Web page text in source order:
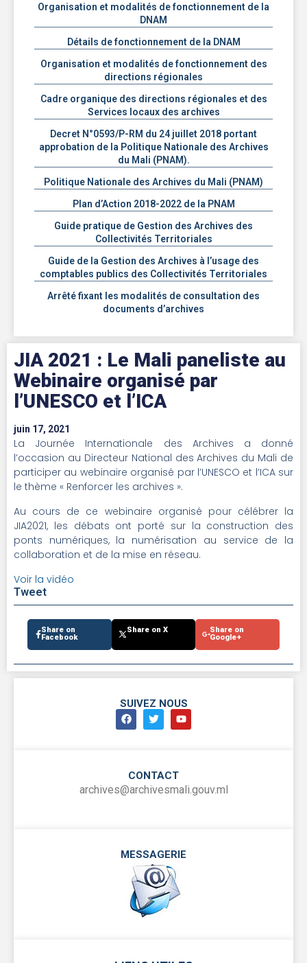
Organisation et modalités de fonctionnement de la
DNAM
Détails de fonctionnement de la DNAM
Organisation et modalités de fonctionnement des
directions régionales
Cadre organique des directions régionales et des
Services locaux des archives
Decret N°0593/P-RM du 24 juillet 2018 portant
approbation de la Politique Nationale des Archives
du Mali (PNAM).
Politique Nationale des Archives du Mali (PNAM)
Plan d’Action 2018-2022 de la PNAM
Guide pratique de Gestion des Archives des
Collectivités Territoriales
Guide de la Gestion des Archives à l’usage des
comptables publics des Collectivités Territoriales
Arrêté fixant les modalités de consultation des
documents d’archives
JIA 2021 : Le Mali paneliste au
Webinaire organisé par
l’UNESCO et l’ICA
juin 17, 2021
La Journée Internationale des Archives a donné
l’occasion au Directeur National des Archives du Mali de
participer au webinaire organisé par l’UNESCO et l’ICA sur
le thème « Renforcer les archives ».
Au cours de ce webinaire organisé pour célébrer la
JIA2021, les débats ont porté sur la construction des
ponts numériques, la numérisation au service de la
collaboration et de la mise en réseau.
Voir la vidéo
Tweet
Share on
Facebook
Share on X
Share on
Google+
SUIVEZ NOUS
CONTACT
archives@archivesmali.gouv.ml
MESSAGERIE